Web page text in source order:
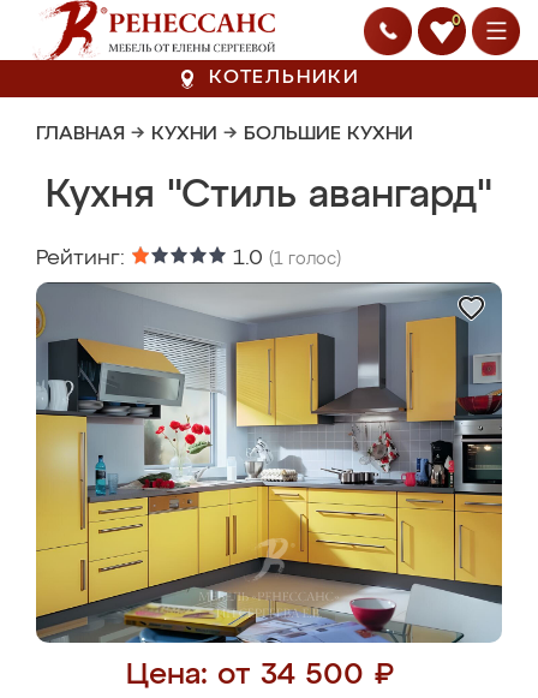
0
КОТЕЛЬНИКИ
ГЛАВНАЯ → КУХНИ → БОЛЬШИЕ КУХНИ
Кухня "Стиль авангард"
Рейтинг: 1.0 (1 голос)
Цена: от 34 500 ₽